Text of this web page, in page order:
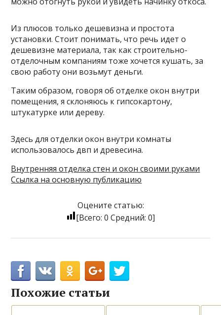
Из плюсов только дешевизна и простота
установки. Стоит понимать, что речь идет о
дешевизне материала, так как строительно-
отделочным компаниям тоже хочется кушать, за
свою работу они возьмут деньги.
Таким образом, говоря об отделке окон внутри
помещения, я склоняюсь к гипсокартону,
штукатурке или дереву.
Здесь для отделки окон внутри комнаты
использовалось двп и древесина.
Внутренняя отделка стен и окон своими руками
Ссылка на основную публикацию
Оцените статью:
[Всего: 0 Средний: 0]
Похожие статьи